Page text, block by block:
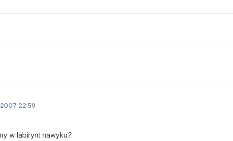
22:59
w labirynt nawyku.?